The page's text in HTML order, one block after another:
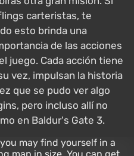
carteristas, te
esto brinda una
de las acciones
juego. Cada acción tiene
vez, impulsan la historia
que se pudo ver algo
pero incluso allí no
en Baldur's Gate 3.